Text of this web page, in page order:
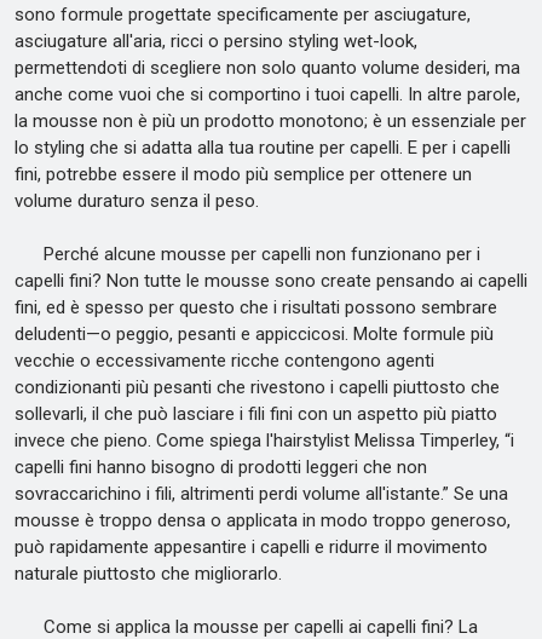
sono formule progettate specificamente per asciugature,
asciugature all'aria, ricci o persino styling wet-look,
permettendoti di scegliere non solo quanto volume desideri, ma
anche come vuoi che si comportino i tuoi capelli. In altre parole,
la mousse non è più un prodotto monotono; è un essenziale per
lo styling che si adatta alla tua routine per capelli. E per i capelli
fini, potrebbe essere il modo più semplice per ottenere un
volume duraturo senza il peso.
Perché alcune mousse per capelli non funzionano per i
capelli fini? Non tutte le mousse sono create pensando ai capelli
fini, ed è spesso per questo che i risultati possono sembrare
deludenti—o peggio, pesanti e appiccicosi. Molte formule più
vecchie o eccessivamente ricche contengono agenti
condizionanti più pesanti che rivestono i capelli piuttosto che
sollevarli, il che può lasciare i fili fini con un aspetto più piatto
invece che pieno. Come spiega l'hairstylist Melissa Timperley, “i
capelli fini hanno bisogno di prodotti leggeri che non
sovraccarichino i fili, altrimenti perdi volume all'istante.” Se una
mousse è troppo densa o applicata in modo troppo generoso,
può rapidamente appesantire i capelli e ridurre il movimento
naturale piuttosto che migliorarlo.
Come si applica la mousse per capelli ai capelli fini? La